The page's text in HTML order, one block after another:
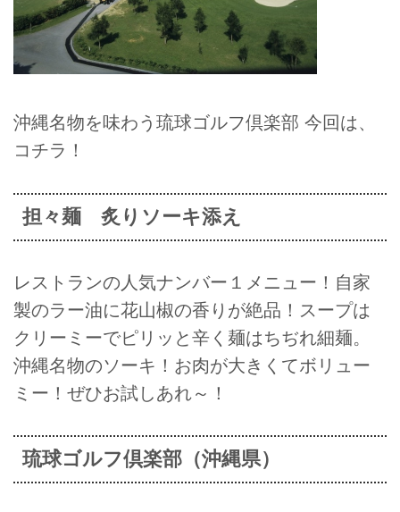
沖縄名物を味わう琉球ゴルフ倶楽部 今回は、
コチラ！
担々麺 炙りソーキ添え
レストランの人気ナンバー１メニュー！自家
製のラー油に花山椒の香りが絶品！スープは
クリーミーでピリッと辛く麺はちぢれ細麺。
沖縄名物のソーキ！お肉が大きくてボリュー
ミー！ぜひお試しあれ～！
琉球ゴルフ倶楽部（沖縄県）